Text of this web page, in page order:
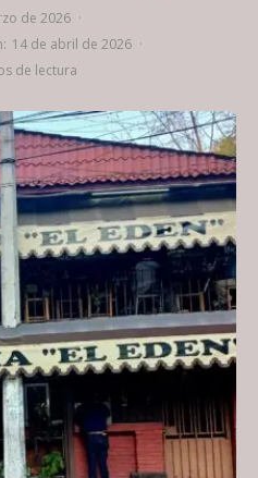
de 2026 ·
14 de abril de 2026 ·
de lectura